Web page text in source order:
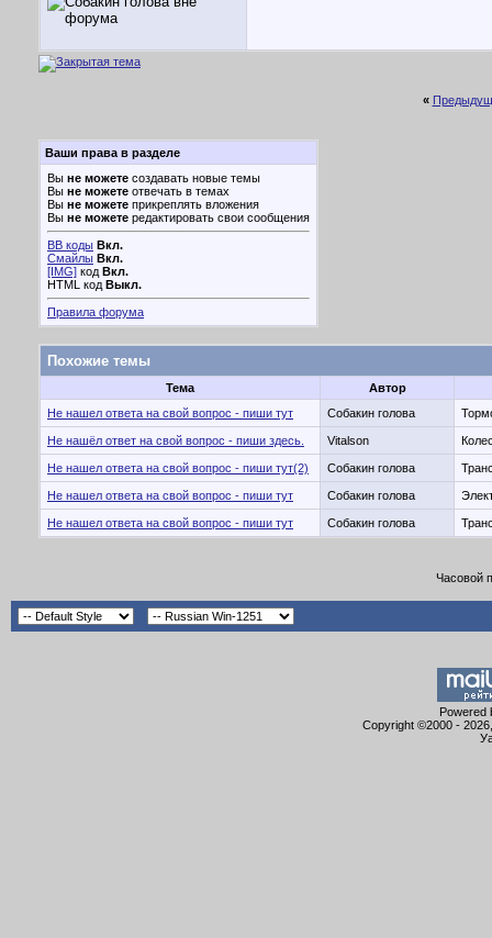
«
Ваши права в разделе
Вы не можете создавать новые темы
Вы не можете отвечать в темах
Вы не можете прикреплять вложения
Вы не можете редактировать свои сообщения
BB коды Вкл.
Смайлы Вкл.
[IMG] код Вкл.
HTML код Выкл.
Правила форума
Похожие темы
Тема
Автор
Не нашел ответа на свой вопрос - пиши тут
Собакин голова
Не нашёл ответ на свой вопрос - пиши здесь. Vitalson
Не нашел ответа на свой вопрос - пиши тут(2) Собакин голова
Не нашел ответа на свой вопрос - пиши тут Собакин голова
Не нашел ответа на свой вопрос - пиши тут Собакин голова
Часовой
Powered
Copyright ©2000 -